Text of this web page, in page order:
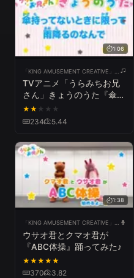
1:06
TVアニメ「うらみちお兄
さん」きょうのうた『傘持
ってないときに限って雨降
るのなんで』
★★ ★ ★ ★
234 5.44
1:38
ウサオ君とクマオ君が
『ABC体操』踊ってみた♪
★★★★★
370 3.82